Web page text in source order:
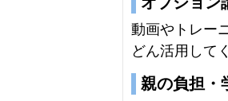
動画やトレー
どん活用して
親の負担・